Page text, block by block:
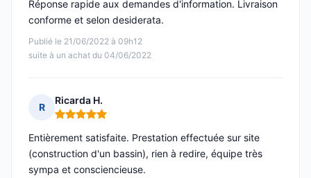
Publié le 21/06/2022 à 09h12
suite à un achat du 04/06/2022
Réponse rapide aux demandes d'information. Livraison
conforme et selon desiderata.
R
Ricarda H.
Note : 5 sur 5
Entièrement satisfaite. Prestation effectuée sur site
(construction d'un bassin), rien à redire, équipe très
sympa et consciencieuse.